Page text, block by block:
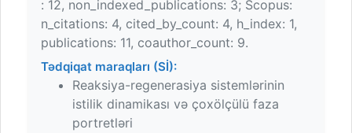
: 12, non_indexed_publications: 3; Scopus:
n_citations: 4, cited_by_count: 4, h_index: 1,
publications: 11, coauthor_count: 9.
Tədqiqat maraqları (Sİ):
Reaksiya-regenerasiya sistemlərinin
istilik dinamikası və çoxölçülü faza
portretləri